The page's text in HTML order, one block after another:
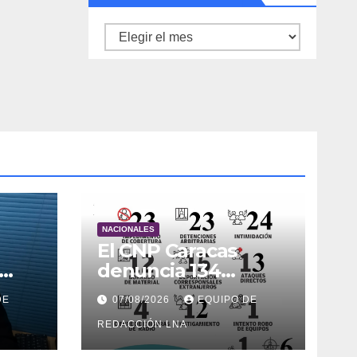
Archivo
NACIONALES
El CNP Caracas
denuncia 134
agresiones a la
prensa en 2026
07/08/2026 EQUIPO DE
REDACCIÓN LNA